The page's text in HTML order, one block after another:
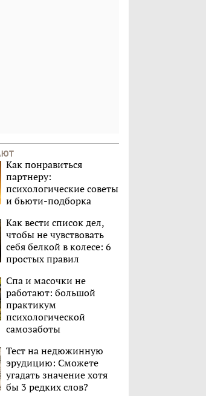
Как понравиться
партнеру:
психологические советы
и бьюти-подборка
Как вести список дел,
чтобы не чувствовать
себя белкой в колесе: 6
простых правил
Спа и масочки не
работают: большой
практикум
психологической
самозаботы
Тест на недюжинную
эрудицию: Сможете
угадать значение хотя
бы 3 редких слов?